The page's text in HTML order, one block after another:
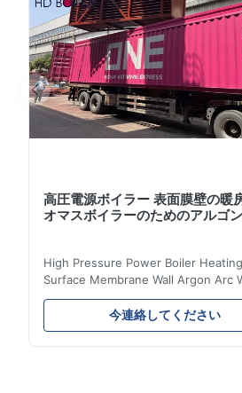
に軽い管のエコノマイザへ、電気
付ける、ことができる。 細部 熱
角度の付属品を非常に伸びる、こ
達減らす。渦に終って境界層を、
高圧電源ボイラー 表面膜壁の暖
オマスボイラーのためのアルゴ
High Pressure Power Boiler Heating
Surface Membrane Wall Argon Arc
For Biomass Boiler Product
Water wall panels with pins usually
vertically on the inner wall of the
今連絡してください